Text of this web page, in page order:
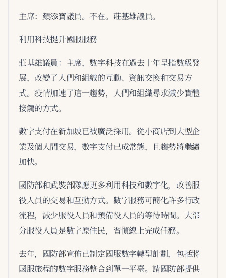
主席：顏添寶議員。不在。莊基雄議員。
利用科技提升國服服務
莊基雄議員：主席，數字科技在過去十年呈指數級發
展，改變了人們和組織的互動、資訊交換和交易方
式。疫情加速了這一趨勢，人們和組織尋求減少實體
接觸的方式。
數字支付在新加坡已被廣泛採用。從小商店到大型企
業及個人間交易，數字支付已成常態，且趨勢將繼續
加快。
國防部和武裝部隊應更多利用科技和數字化，改善服
役人員的交易和互動方式。數字服務可簡化許多行政
流程，減少服役人員和預備役人員的等待時間。大部
分服役人員是數字原住民，習慣線上完成任務。
去年，國防部宣佈已制定國服數字轉型計劃，包括將
國服旅程的數字服務整合到單一平臺。請國防部提供